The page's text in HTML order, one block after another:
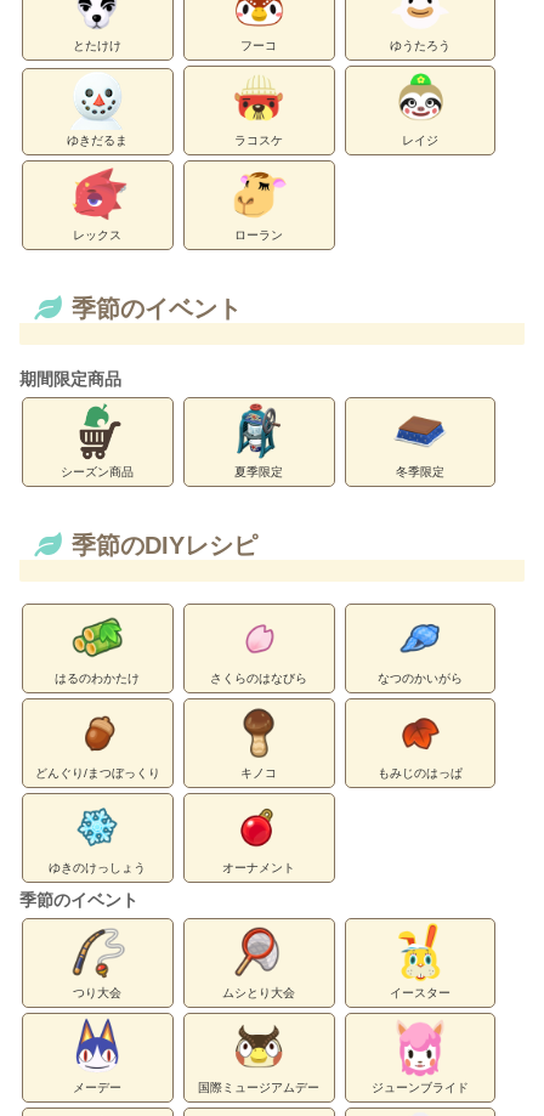
とたけけ フーコ ゆうたろう
ゆきだるま ラコスケ レイジ
レックス ローラン
季節のイベント
期間限定商品
シーズン商品 夏季限定 冬季限定
季節のDIYレシピ
はるのわかたけ さくらのはなびら なつのかいがら
どんぐり/まつぼっくり キノコ もみじのはっぱ
ゆきのけっしょう オーナメント
季節のイベント
つり大会 ムシとり大会 イースター
メーデー 国際ミュージアムデー ジューンブライド